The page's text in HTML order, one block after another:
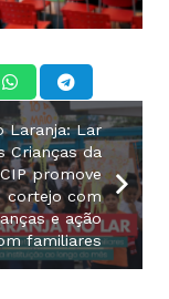
Laranja: Lar
Crianças da
CIP promove
cortejo com
e ação
familiares